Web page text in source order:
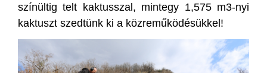
színültig telt kaktusszal, mintegy 1,575 m3-nyi
kaktuszt szedtünk ki a közreműködésükkel!